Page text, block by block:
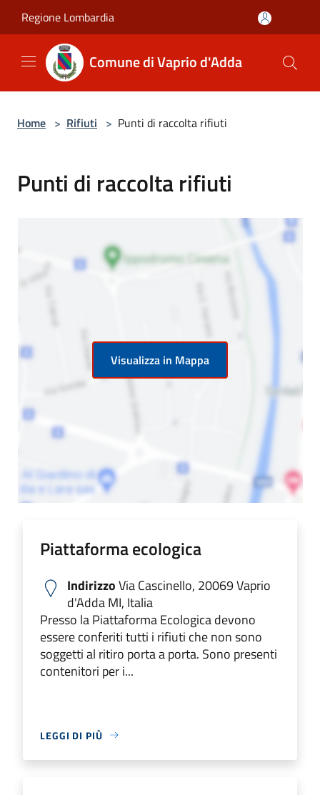
Regione Lombardia
Comune di Vaprio d'Adda
Home > Rifiuti > Punti di raccolta rifiuti
Punti di raccolta rifiuti
Visualizza in Mappa
Piattaforma ecologica
IndirizzoVia Cascinello, 20069 Vaprio
d'Adda MI, Italia
Presso la Piattaforma Ecologica devono
essere conferiti tutti i rifiuti che non sono
soggetti al ritiro porta a porta. Sono presenti
contenitori per i...
LEGGI DI PIÙ